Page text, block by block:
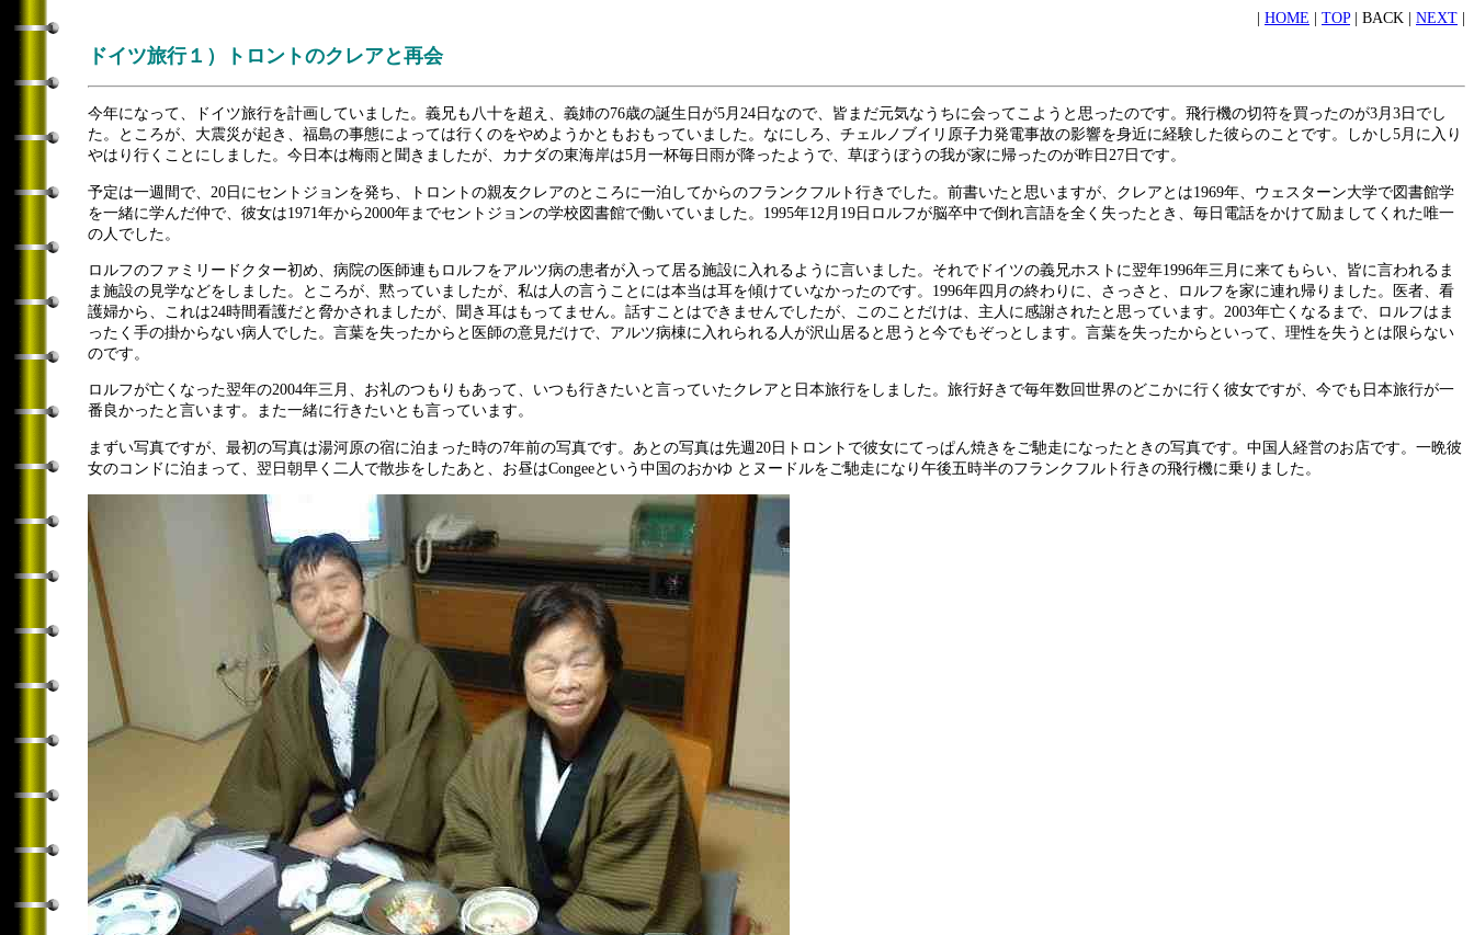
| HOME | TOP| BACK | NEXT |
ドイツ旅行１）トロントのクレアと再会
今年になって、ドイツ旅行を計画していました。義兄も八十を超え、義姉の76歳の誕生日が5月24日なので、皆まだ元気なうちに会ってこようと思ったのです。飛行機の切符を買ったのが3月3日でし
た。ところが、大震災が起き、福島の事態によっては行くのをやめようかともおもっていました。なにしろ、チェルノブイリ原子力発電事故の影響を身近に経験した彼らのことです。しかし5月に入り
やはり行くことにしました。今日本は梅雨と聞きましたが、カナダの東海岸は5月一杯毎日雨が降ったようで、草ぼうぼうの我が家に帰ったのが昨日27日です。
予定は一週間で、20日にセントジョンを発ち、トロントの親友クレアのところに一泊してからのフランクフルト行きでした。前書いたと思いますが、クレアとは1969年、ウェスターン大学で図書館学
を一緒に学んだ仲で、彼女は1971年から2000年までセントジョンの学校図書館で働いていました。1995年12月19日ロルフが脳卒中で倒れ言語を全く失ったとき、毎日電話をかけて励ましてくれた唯一
の人でした。
ロルフのファミリードクター初め、病院の医師連もロルフをアルツ病の患者が入って居る施設に入れるように言いました。それでドイツの義兄ホストに翌年1996年三月に来てもらい、皆に言われるま
ま施設の見学などをしました。ところが、黙っていましたが、私は人の言うことには本当は耳を傾けていなかったのです。1996年四月の終わりに、さっさと、ロルフを家に連れ帰りました。医者、看
護婦から、これは24時間看護だと脅かされましたが、聞き耳はもってません。話すことはできませんでしたが、このことだけは、主人に感謝されたと思っています。2003年亡くなるまで、ロルフはま
ったく手の掛からない病人でした。言葉を失ったからと医師の意見だけで、アルツ病棟に入れられる人が沢山居ると思うと今でもぞっとします。言葉を失ったからといって、理性を失うとは限らない
のです。
ロルフが亡くなった翌年の2004年三月、お礼のつもりもあって、いつも行きたいと言っていたクレアと日本旅行をしました。旅行好きで毎年数回世界のどこかに行く彼女ですが、今でも日本旅行が一
番良かったと言います。また一緒に行きたいとも言っています。
まずい写真ですが、最初の写真は湯河原の宿に泊まった時の7年前の写真です。あとの写真は先週20日トロントで彼女にてっぱん焼きをご馳走になったときの写真です。中国人経営のお店です。一晩彼
女のコンドに泊まって、翌日朝早く二人で散歩をしたあと、お昼はCongeeという中国のおかゆ とヌードルをご馳走になり午後五時半のフランクフルト行きの飛行機に乗りました。